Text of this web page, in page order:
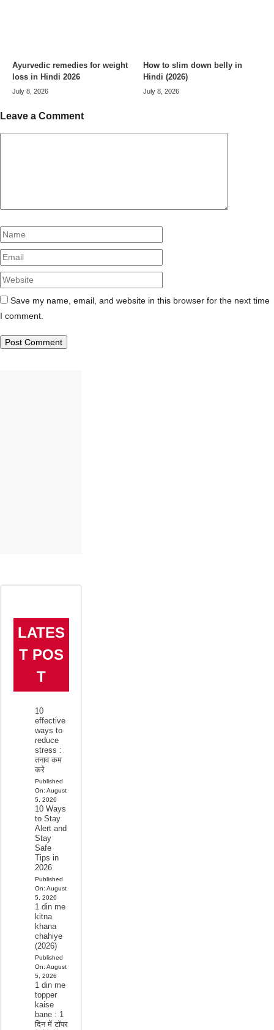
Ayurvedic remedies for weight
loss in Hindi 2026
July 8, 2026
How to slim down belly in
Hindi (2026)
July 8, 2026
Leave a Comment
Name
Save my name, email, and website in this browser for the next time
I comment.
LATES
T POS
T
10
effective
ways to
reduce
stress :
तनाव कम
करे
Published
On: August
5, 2026
10 Ways
to Stay
Alert and
Stay
Safe
Tips in
2026
Published
On: August
5, 2026
1 din me
kitna
khana
chahiye
(2026)
Published
On: August
5, 2026
1 din me
topper
kaise
bane : 1
दिन में टॉपर